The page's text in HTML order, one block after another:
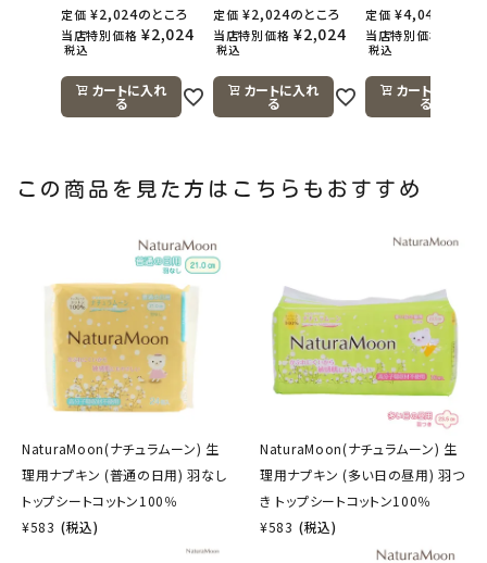
定価 ¥2,024のところ
当店特別価格 ¥2,024
税込
カートに入れ
る
定価 ¥2,024のところ
当店特別価格 ¥2,024
税込
カートに入れ
る
定価 ¥4,048
当店特別価格
税込
カートに入れ
る
この商品を見た方はこちらもおすすめ
NaturaMoon(ナチュラムーン) 生
理用ナプキン (普通の日用) 羽なし
トップシートコットン100％
¥583 (税込)
NaturaMoon(ナチュラムーン) 生
理用ナプキン (多い日の昼用) 羽つ
き トップシートコットン100％
¥583 (税込)